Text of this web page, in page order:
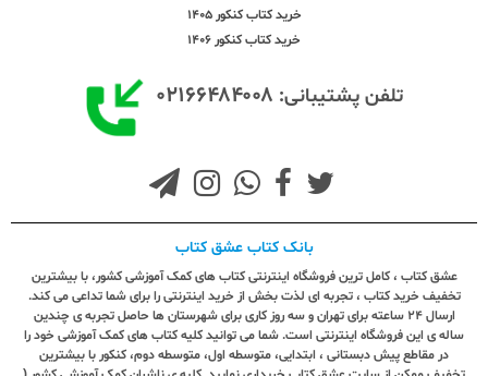
خرید کتاب کنکور 1405
خرید کتاب کنکور 1406
تلفن پشتیبانی: ۰۲۱۶۶۴۸۴۰۰۸
بانک کتاب عشق کتاب
عشق کتاب ، کامل ترین فروشگاه اینترنتی کتاب های کمک آموزشی کشور، با بیشترین
تخفیف خرید کتاب ، تجربه ای لذت بخش از خرید اینترنتی را برای شما تداعی می کند.
ارسال ٢٤ ساعته برای تهران و سه روز کاری برای شهرستان ها حاصل تجربه ی چندین
ساله ی این فروشگاه اینترنتی است. شما می توانید کلیه کتاب های کمک آموزشی خود را
در مقاطع پیش دبستانی ، ابتدایی، متوسطه اول، متوسطه دوم، کنکور با بیشترین